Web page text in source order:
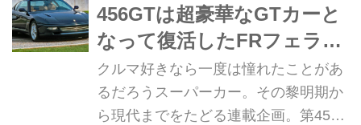
456GTは超豪華なGTカーと
なって復活したFRフェラー
リだった
クルマ好きなら一度は憧れたことがあ
るだろうスーパーカー。その黎明期か
ら現代までをたどる連載企画。第45回